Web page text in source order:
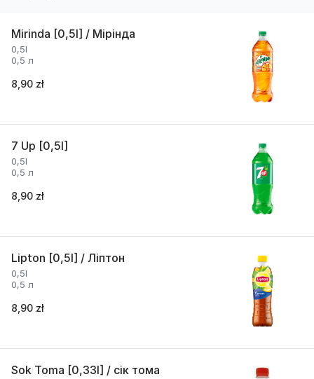
Mirinda [0,5l] / Мірінда
0,5l
0,5 л
8,90 zł
7 Up [0,5l]
0,5l
0,5 л
8,90 zł
Lipton [0,5l] / Ліптон
0,5l
0,5 л
8,90 zł
Sok Toma [0,33l] / сік тома